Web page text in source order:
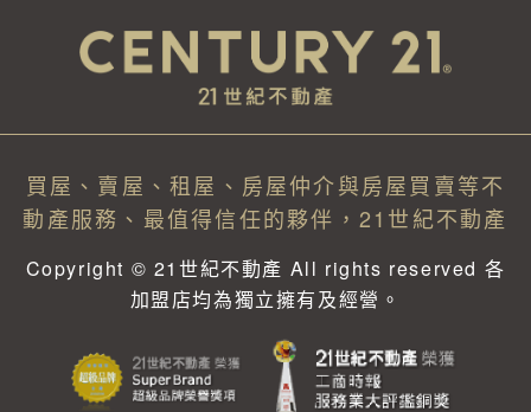
買屋、賣屋、租屋、房屋仲介與房屋買賣等不
動產服務、最值得信任的夥伴，21世紀不動產
Copyright © 21世紀不動產 All rights reserved 各
加盟店均為獨立擁有及經營。